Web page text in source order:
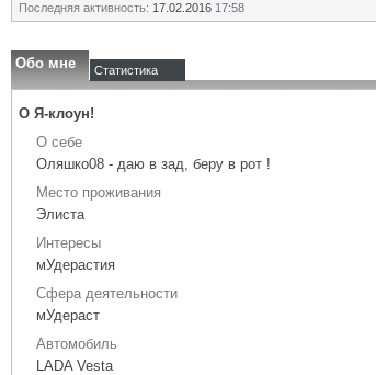
Последняя активность: 17.02.2016 17:58
Обо мне Статистика
О Я-клоун!
О себе
Оляшко08 - даю в зад, беру в рот !
Место проживания
Элиста
Интересы
мУдерастия
Сфера деятельности
мУдераст
Автомобиль
LADA Vesta